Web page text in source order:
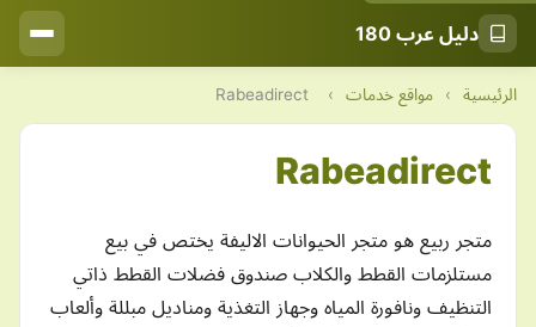
دليل عرب 180
الرئيسية › مواقع خدمات ›
Rabeadirect
Rabeadirect
متجر ربيع هو متجر الحيوانات الاليفة يختص في بيع
مستلزمات القطط والكلاب صندوق فضلات القطط ذاتي
التنظيف ونافورة المياه وجهاز التغذية ومناديل مبللة وألعاب